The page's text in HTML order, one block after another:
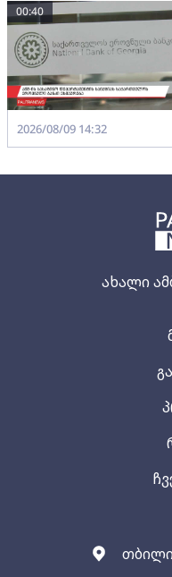
ახალი
00:40
2026/08/09 14:32